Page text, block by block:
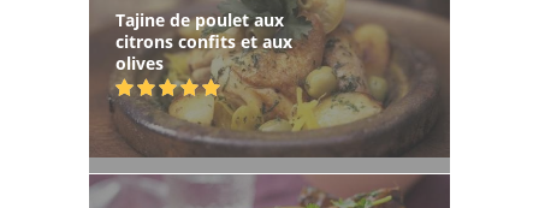
Tajine de poulet aux
citrons confits et aux
olives